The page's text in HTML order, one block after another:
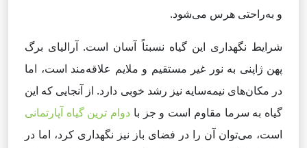
و به‌راحتی هرس می‌شود.
شرایط نگهداری این گیاه نسبتاً آسان است. آرالیای برگ
پهن ژاپنی به نور غیر مستقیم و ملایم علاقه‌مند است، اما
در مکان‌های نیمه‌سایه نیز رشد خوبی دارد. از آنجایی که این
گیاه به سرما مقاوم است و جز با دوام ترین گیاه آپارتمانی
است، می‌توان آن را در فضای باز نیز نگهداری کرد، اما در